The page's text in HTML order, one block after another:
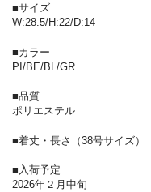
■サイズ
W:28.5/H:22/D:14
■カラー
PI/BE/BL/GR
■品質
ポリエステル
■着丈・長さ（38号サイズ）
■入荷予定
2026年２月中旬